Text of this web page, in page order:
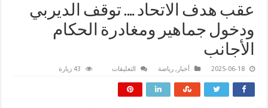
عقب هدف الاتحاد …. توقف الديربي
ودخول جماهير ومغادرة الحكام
الأجانب
2025-06-18 أخبار ,رياضة التعليقات 43 زيارة